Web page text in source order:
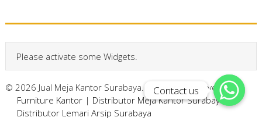
Please activate some Widgets.
© 2026 Jual Meja Kantor Surabaya. All Rights Reserved.
Furniture Kantor| Distributor Meja Kantor Surabaya|
Distributor Lemari Arsip Surabaya
Contact us
Contact us